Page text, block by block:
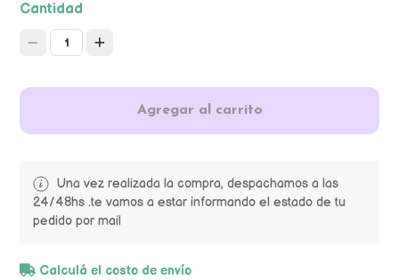
Cantidad
1
Agregar al carrito
Una vez realizada la compra, despachamos a las
24/48hs .te vamos a estar informando el estado de tu
pedido por mail
Calculá el costo de envío